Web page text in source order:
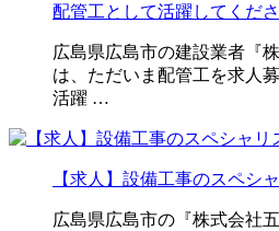
配管工として活躍してくだ
広島県広島市の建設業者『
は、ただいま配管工を求人
活躍 …
【求人】設備工事のスペシ
広島県広島市の『株式会社